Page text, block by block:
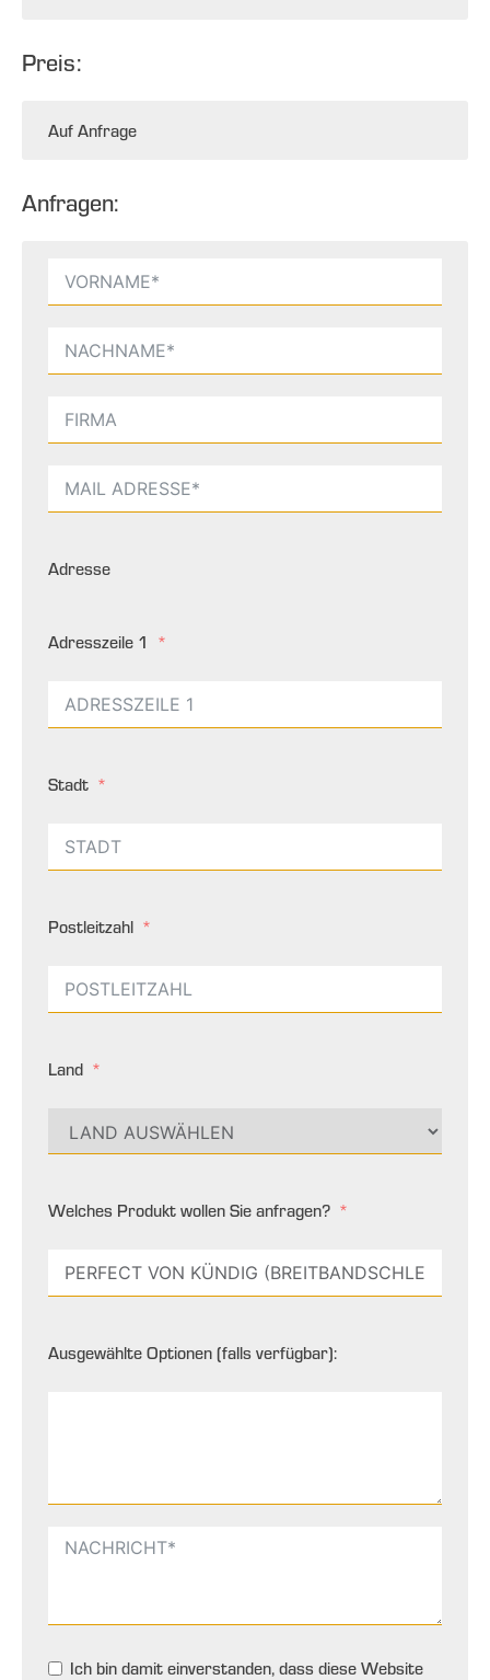
Preis:
Auf Anfrage
Anfragen:
Adresse
Adresszeile 1
Stadt
Postleitzahl
Land
Welches Produkt wollen Sie anfragen?
Ausgewählte Optionen (falls verfügbar):
Ich bin damit einverstanden, dass diese Website